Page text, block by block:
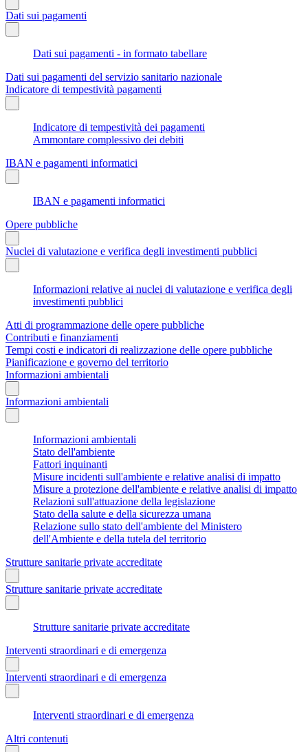
Dati sui pagamenti
Dati sui pagamenti - in formato tabellare
Dati sui pagamenti del servizio sanitario nazionale
Indicatore di tempestività pagamenti
Indicatore di tempestività dei pagamenti
Ammontare complessivo dei debiti
IBAN e pagamenti informatici
IBAN e pagamenti informatici
Opere pubbliche
Nuclei di valutazione e verifica degli investimenti pubblici
Informazioni relative ai nuclei di valutazione e verifica degli
investimenti pubblici
Atti di programmazione delle opere pubbliche
Contributi e finanziamenti
Tempi costi e indicatori di realizzazione delle opere pubbliche
Pianificazione e governo del territorio
Informazioni ambientali
Informazioni ambientali
Informazioni ambientali
Stato dell'ambiente
Fattori inquinanti
Misure incidenti sull'ambiente e relative analisi di impatto
Misure a protezione dell'ambiente e relative analisi di impatto
Relazioni sull'attuazione della legislazione
Stato della salute e della sicurezza umana
Relazione sullo stato dell'ambiente del Ministero
dell'Ambiente e della tutela del territorio
Strutture sanitarie private accreditate
Strutture sanitarie private accreditate
Strutture sanitarie private accreditate
Interventi straordinari e di emergenza
Interventi straordinari e di emergenza
Interventi straordinari e di emergenza
Altri contenuti